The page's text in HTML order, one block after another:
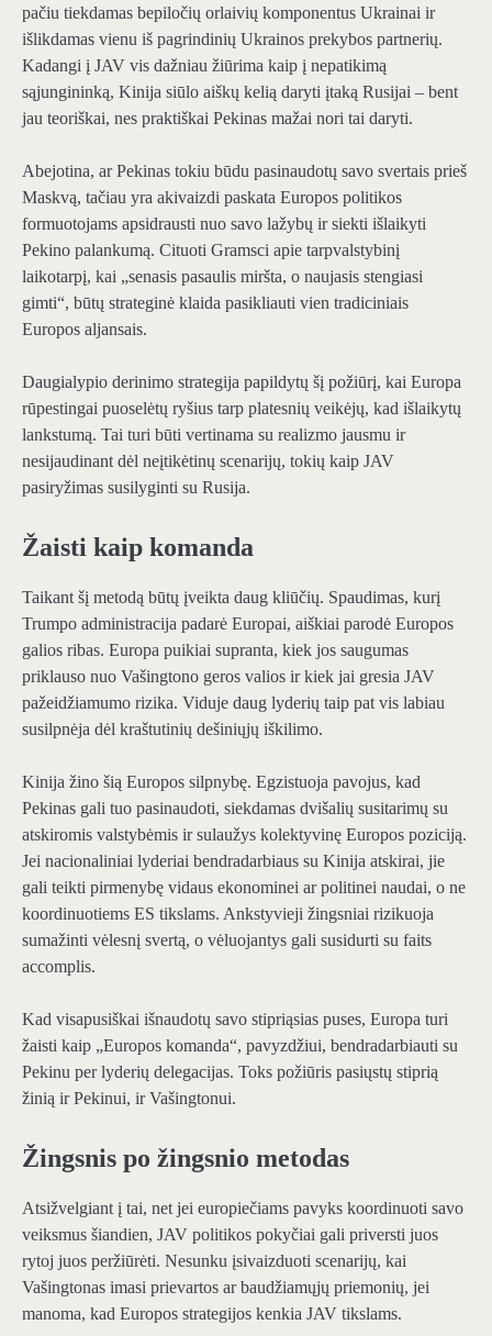
pačiu tiekdamas bepiločių orlaivių komponentus Ukrainai ir
išlikdamas vienu iš pagrindinių Ukrainos prekybos partnerių.
Kadangi į JAV vis dažniau žiūrima kaip į nepatikimą
sąjungininką, Kinija siūlo aiškų kelią daryti įtaką Rusijai – bent
jau teoriškai, nes praktiškai Pekinas mažai nori tai daryti.
Abejotina, ar Pekinas tokiu būdu pasinaudotų savo svertais prieš
Maskvą, tačiau yra akivaizdi paskata Europos politikos
formuotojams apsidrausti nuo savo lažybų ir siekti išlaikyti
Pekino palankumą. Cituoti Gramsci apie tarpvalstybinį
laikotarpį, kai „senasis pasaulis miršta, o naujasis stengiasi
gimti“, būtų strateginė klaida pasikliauti vien tradiciniais
Europos aljansais.
Daugialypio derinimo strategija papildytų šį požiūrį, kai Europa
rūpestingai puoselėtų ryšius tarp platesnių veikėjų, kad išlaikytų
lankstumą. Tai turi būti vertinama su realizmo jausmu ir
nesijaudinant dėl ​​neįtikėtinų scenarijų, tokių kaip JAV
pasiryžimas susilyginti su Rusija.
Žaisti kaip komanda
Taikant šį metodą būtų įveikta daug kliūčių. Spaudimas, kurį
Trumpo administracija padarė Europai, aiškiai parodė Europos
galios ribas. Europa puikiai supranta, kiek jos saugumas
priklauso nuo Vašingtono geros valios ir kiek jai gresia JAV
pažeidžiamumo rizika. Viduje daug lyderių taip pat vis labiau
susilpnėja dėl kraštutinių dešiniųjų iškilimo.
Kinija žino šią Europos silpnybę. Egzistuoja pavojus, kad
Pekinas gali tuo pasinaudoti, siekdamas dvišalių susitarimų su
atskiromis valstybėmis ir sulaužys kolektyvinę Europos poziciją.
Jei nacionaliniai lyderiai bendradarbiaus su Kinija atskirai, jie
gali teikti pirmenybę vidaus ekonominei ar politinei naudai, o ne
koordinuotiems ES tikslams. Ankstyvieji žingsniai rizikuoja
sumažinti vėlesnį svertą, o vėluojantys gali susidurti su faits
accomplis.
Kad visapusiškai išnaudotų savo stipriąsias puses, Europa turi
žaisti kaip „Europos komanda“, pavyzdžiui, bendradarbiauti su
Pekinu per lyderių delegacijas. Toks požiūris pasiųstų stiprią
žinią ir Pekinui, ir Vašingtonui.
Žingsnis po žingsnio metodas
Atsižvelgiant į tai, net jei europiečiams pavyks koordinuoti savo
veiksmus šiandien, JAV politikos pokyčiai gali priversti juos
rytoj juos peržiūrėti. Nesunku įsivaizduoti scenarijų, kai
Vašingtonas imasi prievartos ar baudžiamųjų priemonių, jei
manoma, kad Europos strategijos kenkia JAV tikslams.